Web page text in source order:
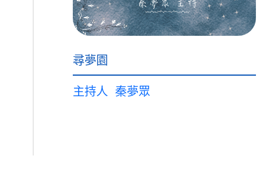
尋夢園
主持人 秦夢眾